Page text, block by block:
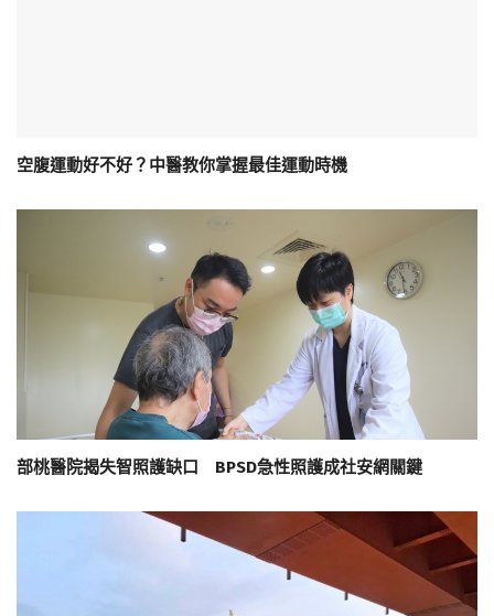
空腹運動好不好？中醫教你掌握最佳運動時機
部桃醫院揭失智照護缺口 BPSD急性照護成社安網關鍵